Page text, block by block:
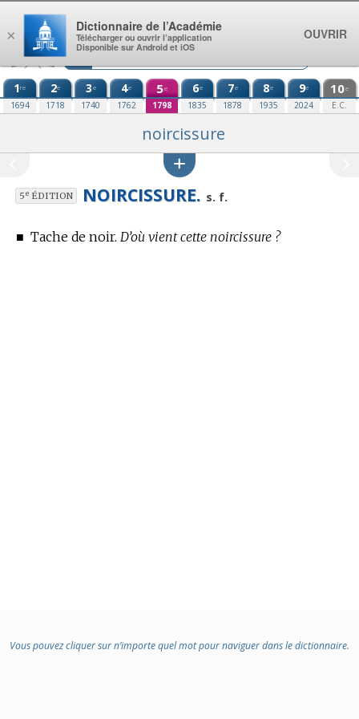
Aller au contenu
1re
1694
2e
1718
3e
1740
4e
1762
5e
1798
6e
1835
7e
1878
8e
1935
9e
2024
10e
E.C.
noircissure
5eÉDITION NOIRCISSURE. s. f.
■ Tache de noir. D’où vient cette noircissure ?
Vous pouvez cliquer sur n’importe quel mot pour naviguer dans le dictionnaire.
×
Dictionnaire de l’Académie
Télécharger ou ouvrir l’application
Disponible sur Android et iOS
OUVRIR